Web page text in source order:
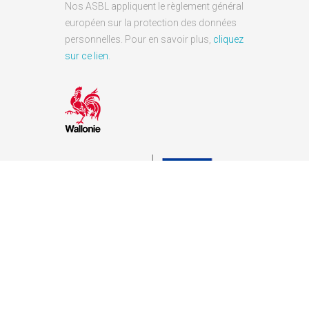
Nos ASBL appliquent le règlement général
européen sur la protection des données
personnelles. Pour en savoir plus, cliquez
sur ce lien